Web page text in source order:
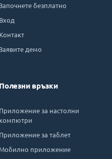
безплатно
Вход
Контакт
демо
Полезни връзки
Приложение за настолни
компютри
Приложение за таблет
Мобилно приложение